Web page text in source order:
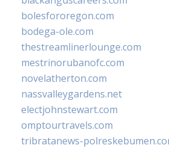
bolesfororegon.com
bodega-ole.com
thestreamlinerlounge.com
mestrinorubanofc.com
novelatherton.com
nassvalleygardens.net
electjohnstewart.com
omptourtravels.com
tribratanews-